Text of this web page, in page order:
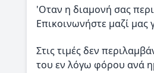
'Οταν η διαμονή σας
Επικοινωνήστε μαζί μας
Στις τιμές δεν
του εν λόγω φόρου ανά